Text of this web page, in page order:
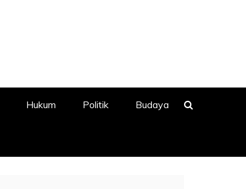
Hukum Politik Budaya